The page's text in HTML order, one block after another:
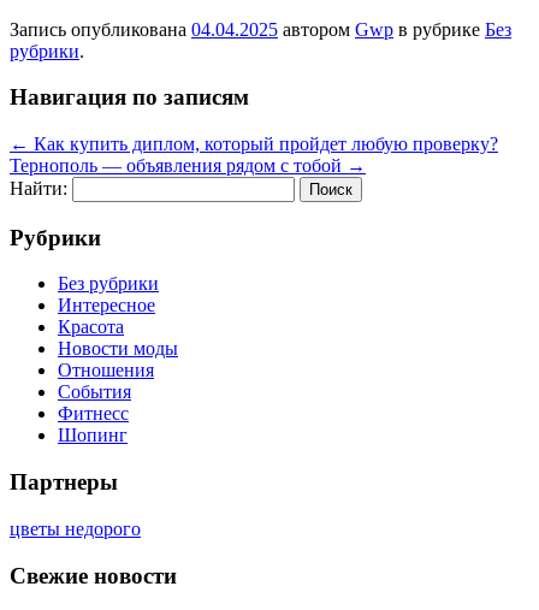
Запись опубликована 04.04.2025 автором Gwp в рубрике Без
рубрики.
Навигация по записям
← Как купить диплом, который пройдет любую проверку?
Тернополь — объявления рядом с тобой →
Найти:
Рубрики
Без рубрики
Интересное
Красота
Новости моды
Отношения
События
Фитнесс
Шопинг
Партнеры
цветы недорого
Свежие новости